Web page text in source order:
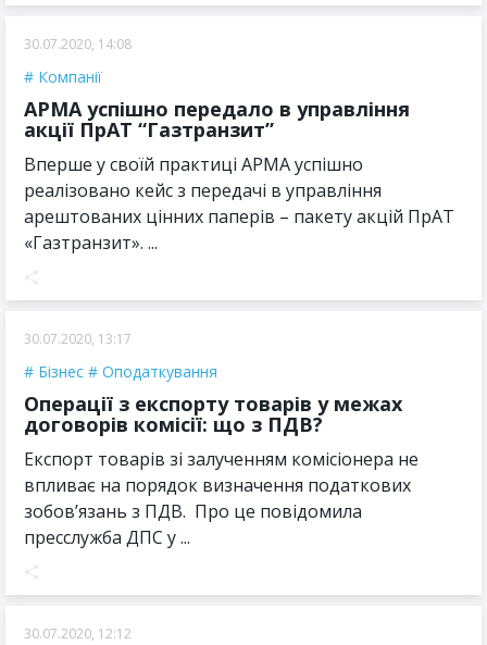
30.07.2020, 14:08
Компанії
АРМА успішно передало в управління
акції ПрАТ “Газтранзит”
Вперше у своїй практиці АРМА успішно
реалізовано кейс з передачі в управління
арештованих цінних паперів – пакету акцій ПрАТ
«Газтранзит». ...
30.07.2020, 13:17
Бізнес Оподаткування
Операції з експорту товарів у межах
договорів комісії: що з ПДВ?
Експорт товарів зі залученням комісіонера не
впливає на порядок визначення податкових
зобов’язань з ПДВ. Про це повідомила
пресслужба ДПС у ...
30.07.2020, 12:12